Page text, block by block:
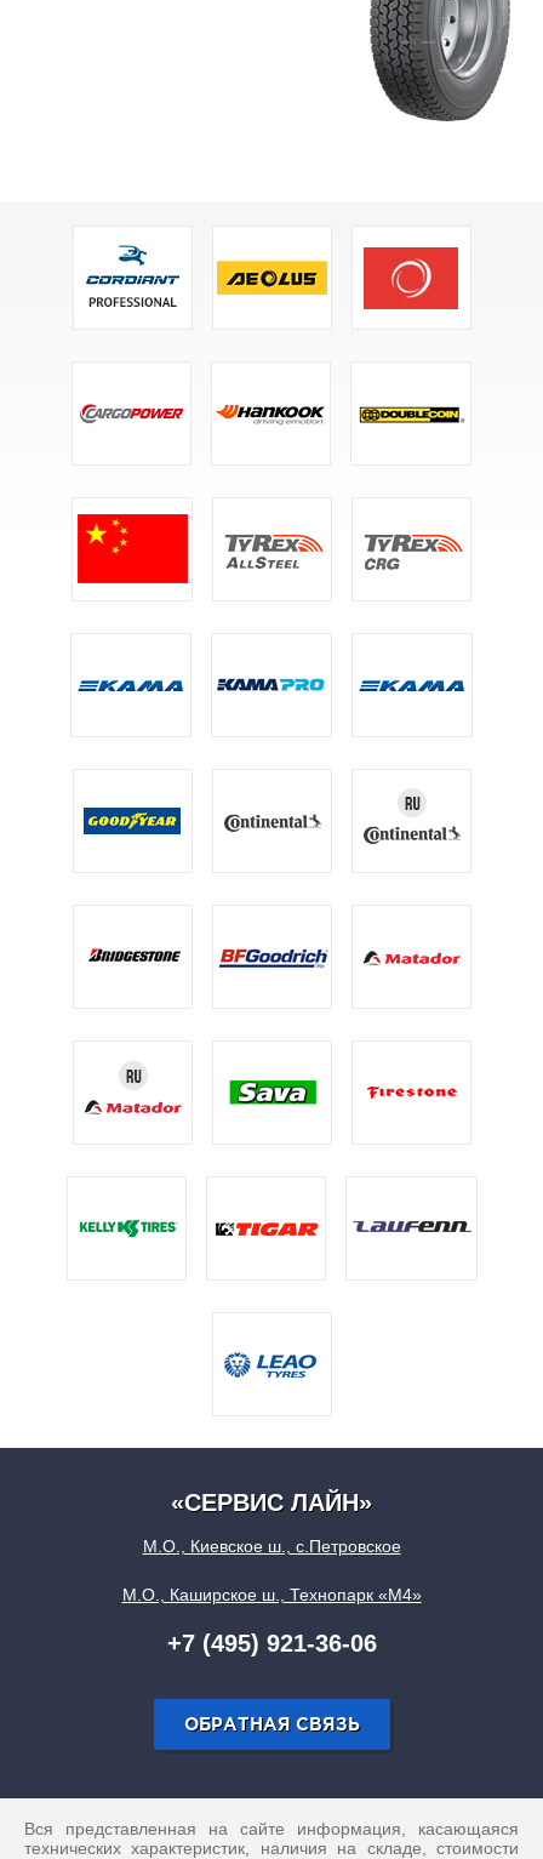
«СЕРВИС ЛАЙН»
М.О., Киевское ш., с.Петровское
М.О., Каширское ш., Технопарк «М4»
+7 (495) 921-36-06
ОБРАТНАЯ СВЯЗЬ
Вся представленная на сайте информация, касающаяся
технических характеристик, наличия на складе, стоимости